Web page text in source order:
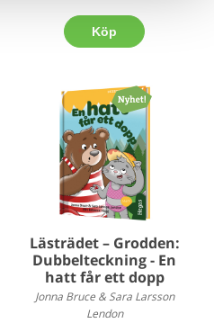
Köp
Lästrädet – Grodden:
Dubbelteckning - En
hatt får ett dopp
Jonna Bruce & Sara Larsson
Lendon